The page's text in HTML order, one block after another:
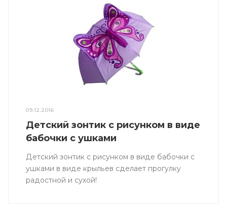
09.12.2016
Детский зонтик с рисунком в виде
бабочки с ушками
Детский зонтик с рисунком в виде бабочки с
ушками в виде крыльев сделает прогулку
радостной и сухой!